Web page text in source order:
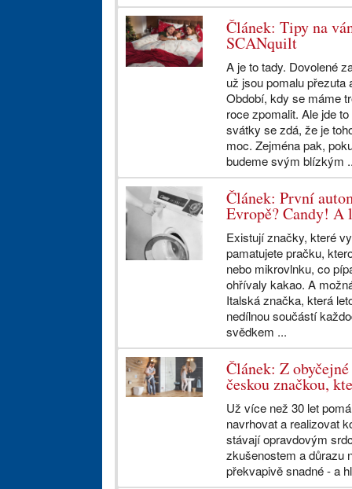
Článek: Tipy na
SCANquilt
A je to tady. Dovolené
už jsou pomalu přezuta
Období, kdy se máme
roce zpomalit. Ale jde
svátky se zdá, že je
moc. Zejména pak,
budeme svým blízkým
Článek: První
Evropě? Candy!
Existují značky, které
pamatujete pračku,
nebo mikrovlnku, co
ohřívaly kakao. A
Italská značka, která
nedílnou součástí
svědkem ...
Článek: Z
českou značkou,
Už více než 30 let
navrhovat a realizovat
stávají opravdovým
zkušenostem a důrazu
překvapivě snadné - a